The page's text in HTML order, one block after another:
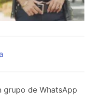
grupo de WhatsApp